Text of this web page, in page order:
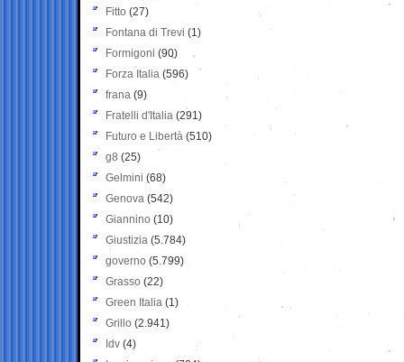
Fitto (27)
Fontana di Trevi (1)
Formigoni (90)
Forza Italia (596)
frana (9)
Fratelli d'Italia (291)
Futuro e Libertà (510)
g8 (25)
Gelmini (68)
Genova (542)
Giannino (10)
Giustizia (5.784)
governo (5.799)
Grasso (22)
Green Italia (1)
Grillo (2.941)
Idv (4)